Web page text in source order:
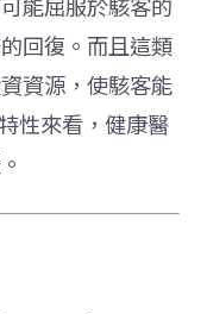
能屈服於駭客的
回復。而且這類
資源，使駭客能
性來看，健康醫